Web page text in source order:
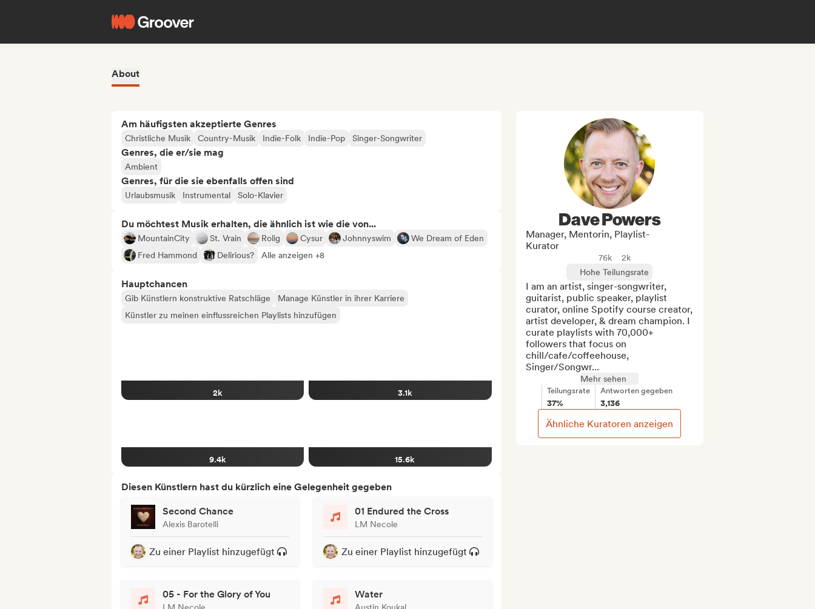
About
Am häufigsten akzeptierte Genres
Christliche Musik Country-Musik Indie-Folk Indie-Pop Singer-Songwriter
Genres, die er/sie mag
Ambient
Genres, für die sie ebenfalls offen sind
Urlaubsmusik Instrumental Solo-Klavier
Du möchtest Musik erhalten, die ähnlich ist wie die von...
MountainCity St. Vrain Rolig Cysur Johnnyswim
We Dream of Eden
Fred Hammond
Delirious? Alle anzeigen +8
Hauptchancen
Gib Künstlern konstruktive Ratschläge
Manage Künstler in ihrer Karriere
Künstler zu meinen einflussreichen Playlists hinzufügen
2k 3.1k
9.4k 15.6k
Diesen Künstlern hast du kürzlich eine Gelegenheit gegeben
Second Chance
Alexis Barotelli
Zu einer Playlist hinzugefügt
01 Endured the Cross
LM Necole
Zu einer Playlist hinzugefügt
05 - For the Glory of You
LM Necole
Water
Austin Koukal
Dave Powers
Manager, Mentorin, Playlist-
Kurator
76k
2k
Hohe Teilungsrate
I am an artist, singer-songwriter,
guitarist, public speaker, playlist
curator, online Spotify course creator,
artist developer, & dream champion. I
curate playlists with 70,000+
followers that focus on
chill/cafe/coffeehouse,
Singer/Songwr...
Mehr sehen
Teilungsrate
37%
Antworten gegeben
3,136
Ähnliche Kuratoren anzeigen